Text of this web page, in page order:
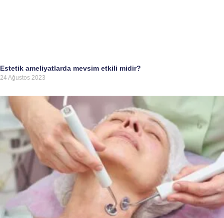
Estetik ameliyatlarda mevsim etkili midir?
24 Ağustos 2023